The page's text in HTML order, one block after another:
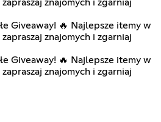
znajomych i zgarniaj
Giveaway! 🔥 Najlepsze itemy w
znajomych i zgarniaj
Giveaway! 🔥 Najlepsze itemy w
znajomych i zgarniaj